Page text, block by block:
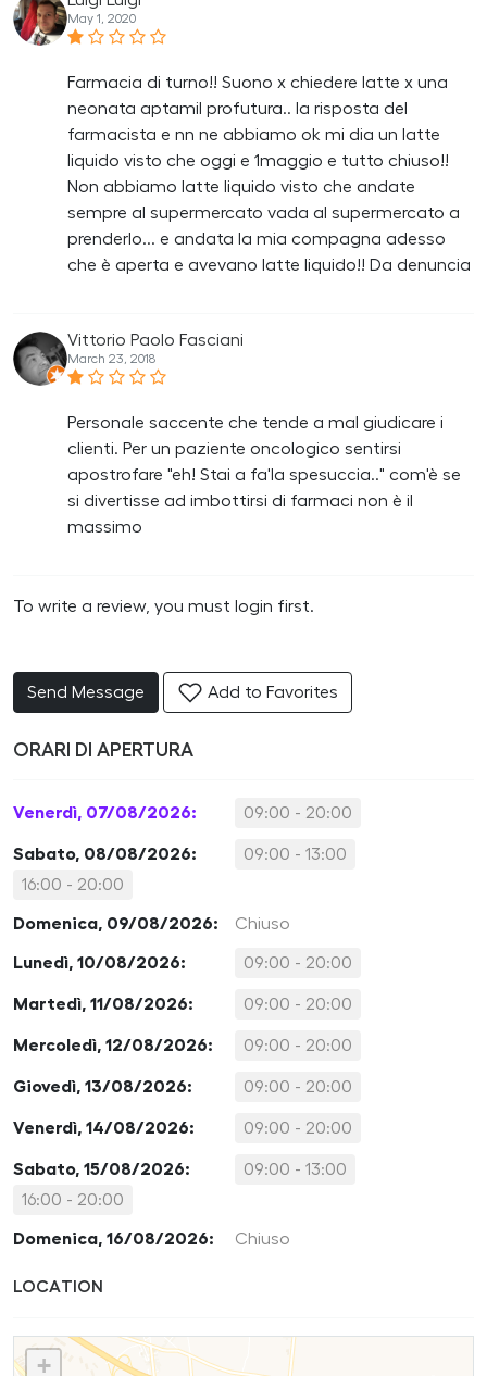
May 1, 2020
Farmacia di turno!! Suono x chiedere latte x una
neonata aptamil profutura.. la risposta del
farmacista e nn ne abbiamo ok mi dia un latte
liquido visto che oggi e 1maggio e tutto chiuso!!
Non abbiamo latte liquido visto che andate
sempre al supermercato vada al supermercato a
prenderlo... e andata la mia compagna adesso
che è aperta e avevano latte liquido!! Da denuncia
Vittorio Paolo Fasciani
March 23, 2018
Personale saccente che tende a mal giudicare i
clienti. Per un paziente oncologico sentirsi
apostrofare "eh! Stai a fa'la spesuccia.." com'è se
si divertisse ad imbottirsi di farmaci non è il
massimo
To write a review, you must login first.
Send Message Add to Favorites
ORARI DI APERTURA
Venerdì, 07/08/2026: 09:00 - 20:00
Sabato, 08/08/2026:
09:00 - 13:00
16:00 - 20:00
Domenica, 09/08/2026: Chiuso
Lunedì, 10/08/2026: 09:00 - 20:00
Martedì, 11/08/2026: 09:00 - 20:00
Mercoledì, 12/08/2026: 09:00 - 20:00
Giovedì, 13/08/2026: 09:00 - 20:00
Venerdì, 14/08/2026: 09:00 - 20:00
Sabato, 15/08/2026:
09:00 - 13:00
16:00 - 20:00
Domenica, 16/08/2026: Chiuso
LOCATION
+